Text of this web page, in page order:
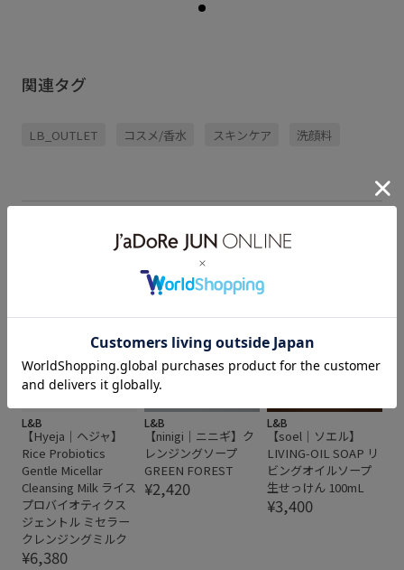
関連タグ
LB_OUTLET コスメ/香水 スキンケア 洗顔料
L&B
【Hyeja｜ヘジャ】
Rice Probiotics
Gentle Micellar
Cleansing Milk ライス
プロバイオティクス
ジェントル ミセラー
クレンジングミルク
¥6,380
L&B
【ninigi｜ニニギ】ク
レンジングソープ
GREEN FOREST
¥2,420
L&B
【soel｜ソエル】
LIVING-OIL SOAP リ
ビングオイルソープ
生せっけん 100mL
¥3,400